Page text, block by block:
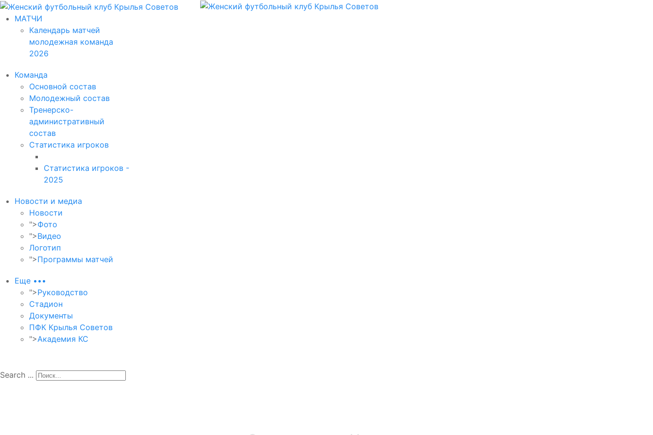
МАТЧИ
Календарь матчей
молодежная команда
2026
Команда
Основной состав
Молодежный состав
Тренерско-
административный
состав
Статистика игроков
Статистика игроков -
2025
Новости и медиа
Новости
">Фото
">Видео
Логотип
">Программы матчей
Еще •••
">Руководство
Стадион
Документы
ПФК Крылья Советов
">Академия КС
Search ...